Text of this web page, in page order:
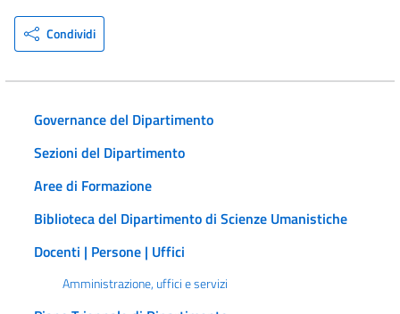
Condividi
Governance del Dipartimento
Sezioni del Dipartimento
Aree di Formazione
Biblioteca del Dipartimento di Scienze Umanistiche
Docenti | Persone | Uffici
Amministrazione, uffici e servizi